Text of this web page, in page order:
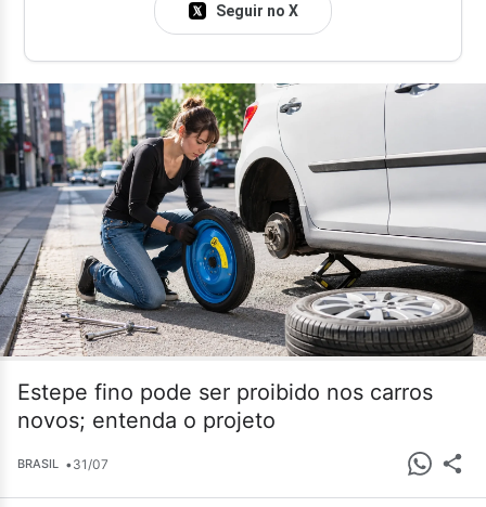
Seguir no X
Estepe fino pode ser proibido nos carros
novos; entenda o projeto
BRASIL •31/07